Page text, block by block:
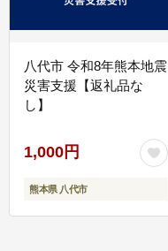
八代市 令和8年熊本地震
災害支援【返礼品な
し】
1,000円
熊本県 八代市